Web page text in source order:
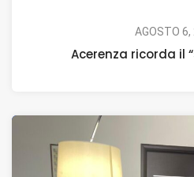
AGOSTO 6,
Acerenza ricorda il